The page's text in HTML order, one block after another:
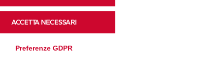
Ascolta i podcast di approfondimento di Legacoop
su Spreaker.
ACCETTA NECESSARI
Preferenze GDPR